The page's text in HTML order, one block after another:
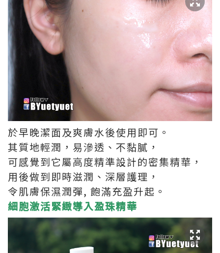
於早晚潔面及爽膚水後使用即可。
其質地輕潤，易滲透、不黏膩，
可感覺到它屬高度精準設計的密集精華，
用後做到即時滋潤、深層護理，
令肌膚保濕潤彈, 飽滿充盈升起。
細胞激活緊緻導入盈珠精華